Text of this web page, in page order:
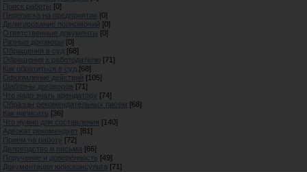
Поиск работы [0]
Переписка на предприятии [0]
Делегирование полномочий [0]
Ответственные документы [0]
Разные договоры [0]
Обращения в суд [68]
Обращения к работодателю [71]
Как обратиться в суд [68]
Оформление действий [105]
Шаблоны договоров [71]
Что надо знать арендатору [74]
Образцы рекомендательных писем [68]
Как написать [36]
Что нужно для составления [140]
Адвокат рекомендует [81]
Прием на работу [72]
Деловодство и письма [66]
Поручение и доверенность [49]
Документация юрисконсульта [71]